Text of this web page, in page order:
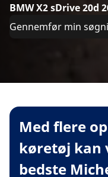
BMW X2 sDrive 20d
Gennemfør min
Med flere
køretøj kan
bedste